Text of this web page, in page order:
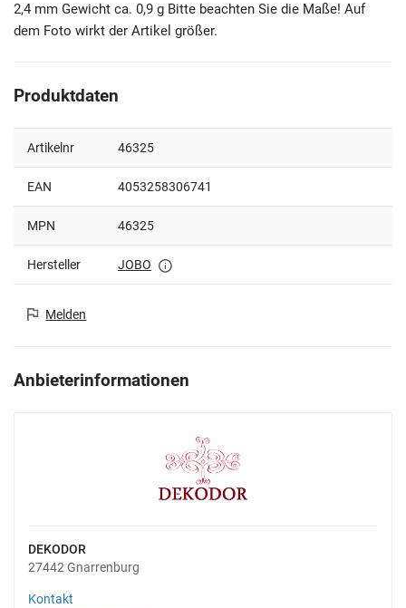
2,4 mm Gewicht ca. 0,9 g Bitte beachten Sie die Maße! Auf
dem Foto wirkt der Artikel größer.
Produktdaten
Artikelnr 46325
EAN 4053258306741
MPN 46325
Hersteller JOBO
Melden
Anbieterinformationen
DEKODOR
27442 Gnarrenburg
Kontakt